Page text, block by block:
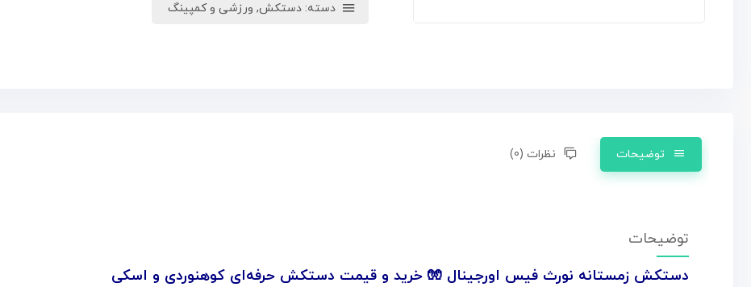
دسته: دستکش, ورزشی و کمپینگ
توضیحات نظرات (0)
توضیحات
دستکش زمستانه نورث فیس اورجینال 🧤 خرید و قیمت دستکش حرفه‌ای کوهنوردی و اسکی